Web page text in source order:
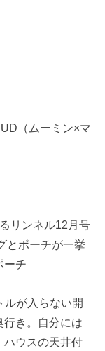
（ムーミン×マ
リンネル12月号
とポーチが一挙
ーチ
ルが入らない開
行き。自分には
ハウスの天井付